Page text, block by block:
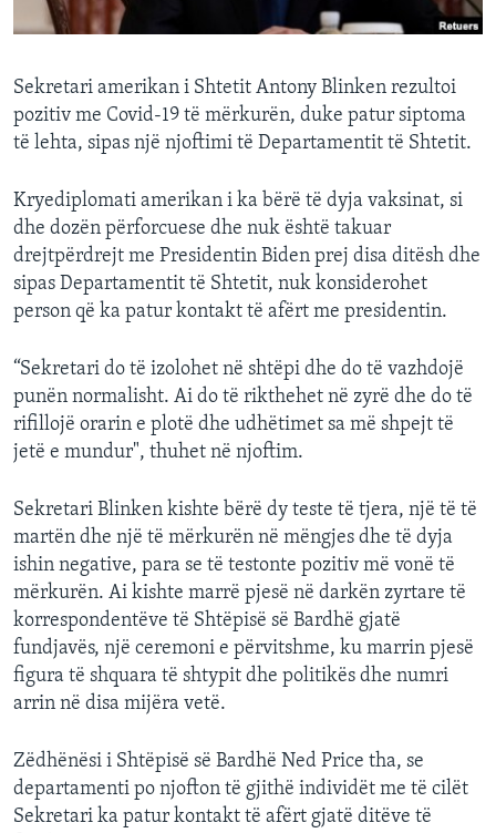
INTERVISTA
Sekretari amerikan i Shtetit Antony Blinken rezultoi
pozitiv me Covid-19 të mërkurën, duke patur siptoma
të lehta, sipas një njoftimi të Departamentit të Shtetit.
Kryediplomati amerikan i ka bërë të dyja vaksinat, si
dhe dozën përforcuese dhe nuk është takuar
drejtpërdrejt me Presidentin Biden prej disa ditësh dhe
sipas Departamentit të Shtetit, nuk konsiderohet
person që ka patur kontakt të afërt me presidentin.
“Sekretari do të izolohet në shtëpi dhe do të vazhdojë
punën normalisht. Ai do të rikthehet në zyrë dhe do të
rifillojë orarin e plotë dhe udhëtimet sa më shpejt të
jetë e mundur", thuhet në njoftim.
Sekretari Blinken kishte bërë dy teste të tjera, një të të
martën dhe një të mërkurën në mëngjes dhe të dyja
ishin negative, para se të testonte pozitiv më vonë të
mërkurën. Ai kishte marrë pjesë në darkën zyrtare të
korrespondentëve të Shtëpisë së Bardhë gjatë
fundjavës, një ceremoni e përvitshme, ku marrin pjesë
figura të shquara të shtypit dhe politikës dhe numri
arrin në disa mijëra vetë.
Zëdhënësi i Shtëpisë së Bardhë Ned Price tha, se
departamenti po njofton të gjithë individët me të cilët
Sekretari ka patur kontakt të afërt gjatë ditëve të